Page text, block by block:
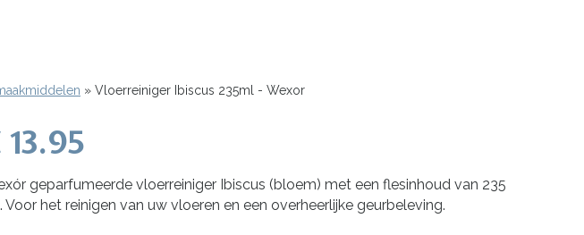
Vloerreiniger Ibiscus 235ml - Wexor
geparfumeerde vloerreiniger Ibiscus (bloem) met een flesinhoud van 235
Voor het reinigen van uw vloeren en een overheerlijke geurbeleving.